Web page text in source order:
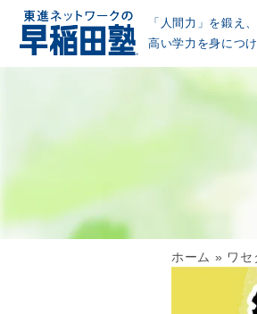
「人間力」を鍛え、
高い学力を身につ
ホーム » ワセ